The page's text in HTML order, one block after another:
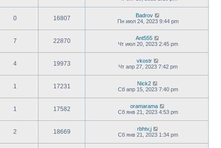
0 16807
Badrov
Пн июл 24, 2023 9:44 pm
7 22870
Ant555
Чт июл 20, 2023 2:45 pm
4 19973
vkostr
Чт апр 27, 2023 7:42 pm
1 17231
Nick2
Сб апр 15, 2023 7:40 pm
1 17582
oramarama
Сб янв 21, 2023 4:53 pm
2 18669
rbhtv,j
Сб янв 21, 2023 1:34 pm